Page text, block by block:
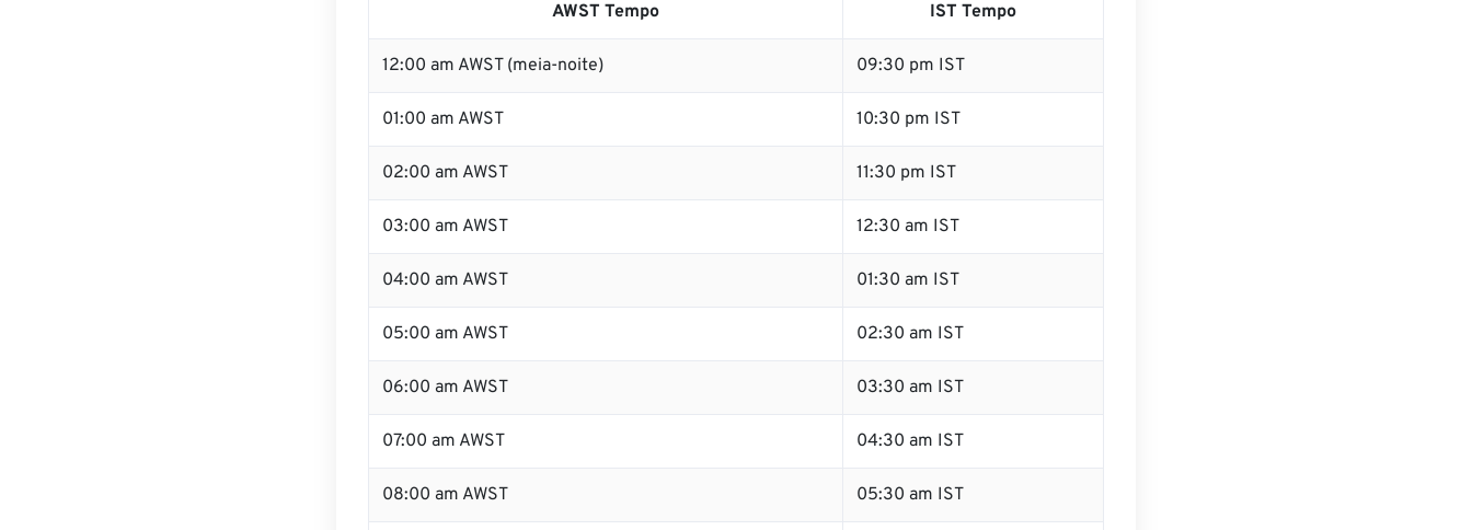
AWST Tempo IST Tempo
12:00 am AWST (meia-noite) 09:30 pm IST
01:00 am AWST 10:30 pm IST
02:00 am AWST 11:30 pm IST
03:00 am AWST 12:30 am IST
04:00 am AWST 01:30 am IST
05:00 am AWST 02:30 am IST
06:00 am AWST 03:30 am IST
07:00 am AWST 04:30 am IST
08:00 am AWST 05:30 am IST